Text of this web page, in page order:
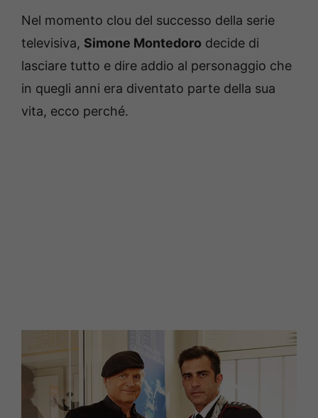
Nel momento clou del successo della serie
televisiva, Simone Montedoro decide di
lasciare tutto e dire addio al personaggio che
in quegli anni era diventato parte della sua
vita, ecco perché.